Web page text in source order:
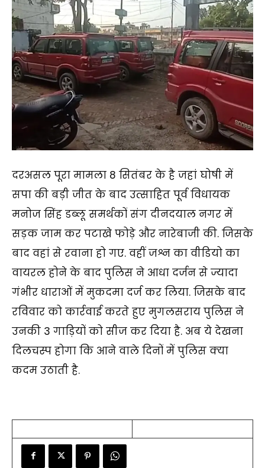
दरअसल पूरा मामला 8 सितंबर के है जहां घोषी में
सपा की बड़ी जीत के बाद उत्साहित पूर्व विधायक
मनोज सिंह डब्लू समर्थकों संग दीनदयाल नगर में
सड़क जाम कर पटाखे फोड़े और नारेबाजी की. जिसके
बाद वहां से रवाना हो गए. वहीं जश्न का वीडियो का
वायरल होने के बाद पुलिस ने आधा दर्जन से ज्यादा
गंभीर धाराओं में मुकदमा दर्ज कर लिया. जिसके बाद
रविवार को कार्रवाई करते हुए मुगलसराय पुलिस ने
उनकी 3 गाड़ियों को सीज कर दिया है. अब ये देखना
दिलचस्प होगा कि आने वाले दिनों में पुलिस क्या
कदम उठाती है.